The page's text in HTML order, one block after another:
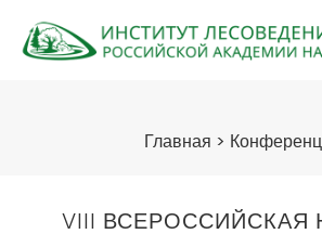
Главная >
VIII ВСЕРОССИЙСКАЯ